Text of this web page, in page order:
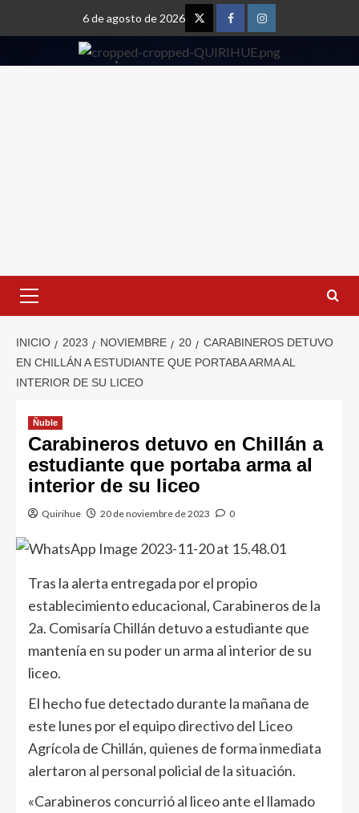
6 de agosto de 2026
INICIO 2023 NOVIEMBRE 20
CARABINEROS DETUVO
EN CHILLÁN A ESTUDIANTE QUE PORTABA ARMA AL
INTERIOR DE SU LICEO
Ñuble
Carabineros detuvo en Chillán a
estudiante que portaba arma al
interior de su liceo
Quirihue 20 de noviembre de 2023 0
Tras la alerta entregada por el propio
establecimiento educacional, Carabineros de la
2a. Comisaría Chillán detuvo a estudiante que
mantenía en su poder un arma al interior de su
liceo.
El hecho fue detectado durante la mañana de
este lunes por el equipo directivo del Liceo
Agrícola de Chillán, quienes de forma inmediata
alertaron al personal policial de la situación.
«Carabineros concurrió al liceo ante el llamado